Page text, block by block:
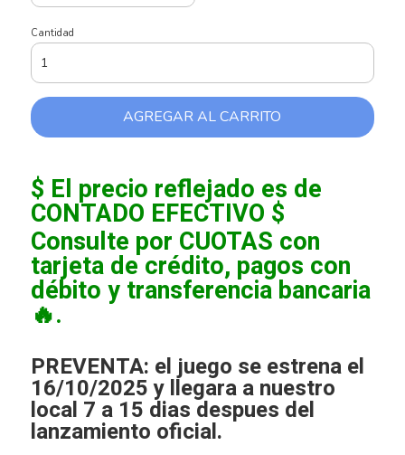
Cantidad
AGREGAR AL CARRITO
$ El precio reflejado es de
CONTADO EFECTIVO $
Consulte por CUOTAS con
tarjeta de crédito, pagos con
débito y transferencia bancaria
🔥.
PREVENTA: el juego se estrena el
16/10/2025 y llegara a nuestro
local 7 a 15 dias despues del
lanzamiento oficial.